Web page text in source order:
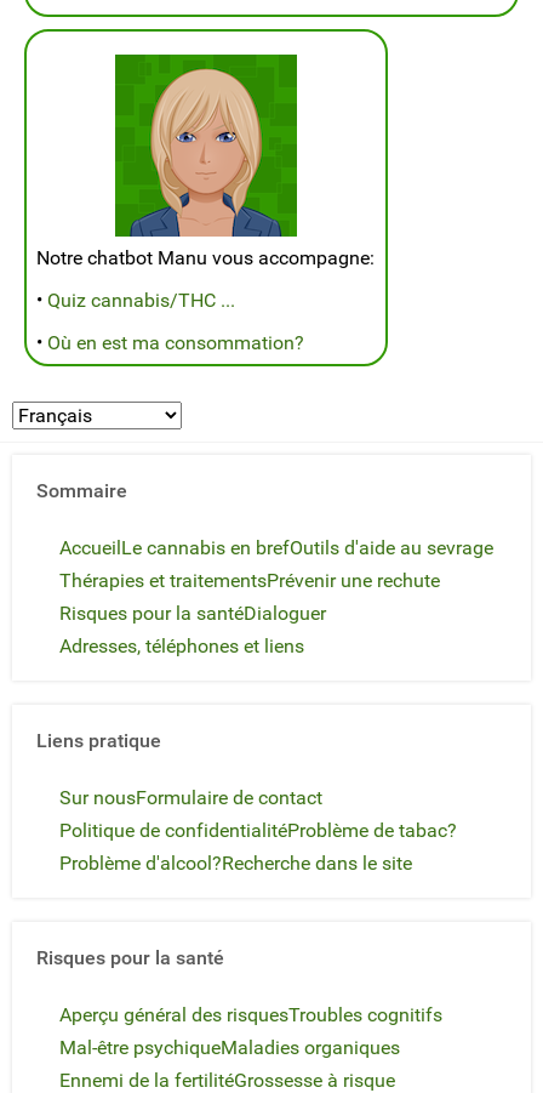
Notre chatbot Manu vous accompagne:
• Quiz cannabis/THC ...
• Où en est ma consommation?
Sommaire
AccueilLe cannabis en brefOutils d'aide au sevrage
Thérapies et traitementsPrévenir une rechute
Risques pour la santéDialoguer
Adresses, téléphones et liens
Liens pratique
Sur nousFormulaire de contact
Politique de confidentialitéProblème de tabac?
Problème d'alcool?Recherche dans le site
Risques pour la santé
Aperçu général des risquesTroubles cognitifs
Mal-être psychiqueMaladies organiques
Ennemi de la fertilitéGrossesse à risque